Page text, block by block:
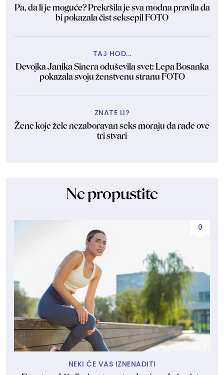
Pa, da li je moguće? Prekršila je sva modna pravila da
bi pokazala čist seksepil FOTO
TAJ HOD...
Devojka Janika Sinera oduševila svet: Lepa Bosanka
pokazala svoju ženstvenu stranu FOTO
ZNATE LI?
Žene koje žele nezaboravan seks moraju da rade ove
tri stvari
Ne propustite
0
NEKI ĆE VAS IZNENADITI